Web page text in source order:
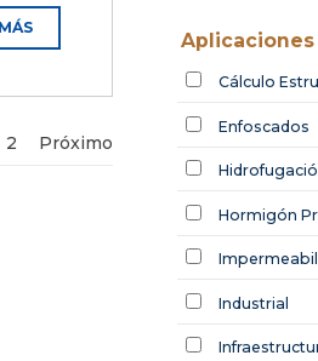
2 Próximo
Aplicaciones
Cálculo
Enfoscados
Hormigón
Industrial